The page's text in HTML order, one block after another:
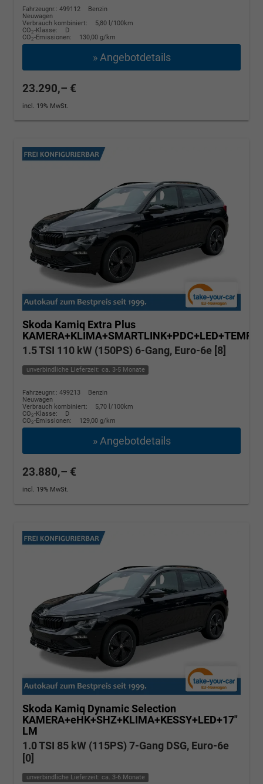
Fahrzeugnr.: 499112
Benzin
Neuwagen
Verbrauch kombiniert:
5,80 l/100km
CO2-Klasse:
D
CO2-Emissionen: 130,00 g/km
» Angebotdetails
23.290,– €
incl. 19% MwSt.
Skoda Kamiq Extra Plus
1.5 TSI 110 kW (150PS) 6-Gang, Euro-6e [8]
unverbindliche Lieferzeit: ca. 3-5 Monate
Fahrzeugnr.: 499213
Benzin
Neuwagen
Verbrauch kombiniert:
5,70 l/100km
CO2-Klasse:
D
CO2-Emissionen: 129,00 g/km
» Angebotdetails
23.880,– €
incl. 19% MwSt.
Skoda Kamiq Dynamic Selection
KAMERA+eHK+SHZ+KLIMA+KESSY+LED+17"
LM
1.0 TSI 85 kW (115PS) 7-Gang DSG, Euro-6e
[0]
unverbindliche Lieferzeit: ca. 3-6 Monate